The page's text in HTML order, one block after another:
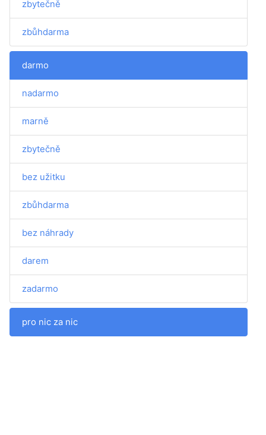
zbytečně
zbůhdarma
darmo
nadarmo
marně
zbytečně
bez užitku
zbůhdarma
bez náhrady
darem
zadarmo
pro nic za nic